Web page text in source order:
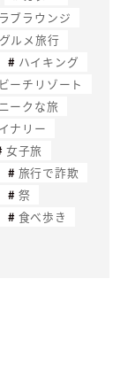
ブラウンジ
グルメ旅行
ハイキング
ビーチリゾート
ークな旅
ナリー
女子旅
旅行で詐欺
祭
食べ歩き